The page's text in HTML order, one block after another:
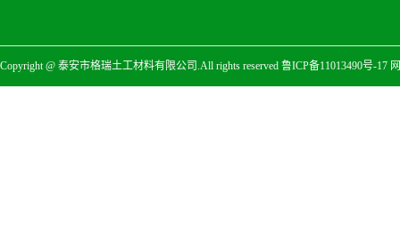
Copyright @ 泰安市格瑞土工材料有限公司.All rights reserved 鲁ICP备11013490号-17